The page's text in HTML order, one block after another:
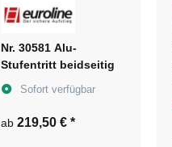
Nr. 30581 Alu-
Stufentritt beidseitig
Sofort verfügbar
ab 219,50 € *